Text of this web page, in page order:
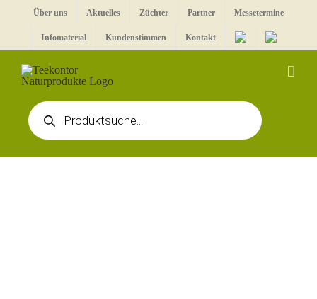
Über uns Aktuelles Züchter Partner Messetermine
Infomaterial Kundenstimmen Kontakt
Products
search